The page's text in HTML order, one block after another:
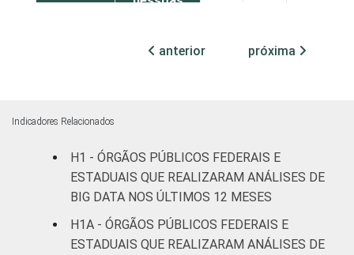
Não
Fonte: CGI.br/NIC.br, Centro Regional de
Sociedade da Informação (Cetic.br),
Pesquisa sobre o uso das tecnologias de
informação e comunicação no setor público
brasileiro - TIC Governo Eletrônico 2021.
anterior próxima
Indicadores Relacionados
H1 - ÓRGÃOS PÚBLICOS FEDERAIS E
ESTADUAIS QUE REALIZARAM ANÁLISES DE
BIG DATA NOS ÚLTIMOS 12 MESES
H1A - ÓRGÃOS PÚBLICOS FEDERAIS E
ESTADUAIS QUE REALIZARAM ANÁLISES DE